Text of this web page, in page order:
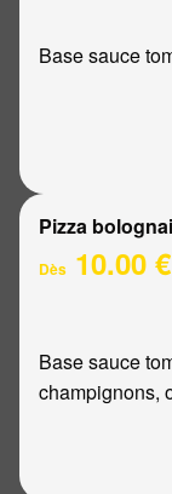
Base sauce
Pizza
Dès 10.00 €
Base sauce
champignons,